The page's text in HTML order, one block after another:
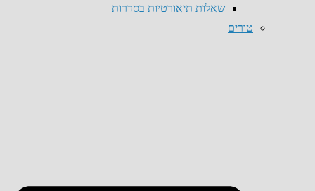
שאלות תיאורטיות בסדרות
טורים